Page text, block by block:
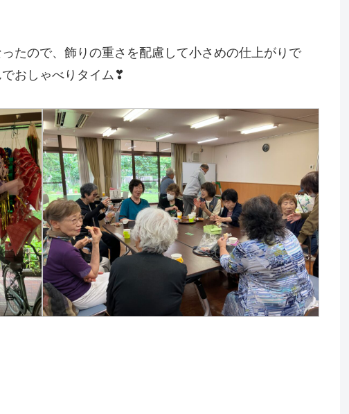
たので、飾りの重さを配慮して小さめの仕上がりで
ゃべりタイム❣